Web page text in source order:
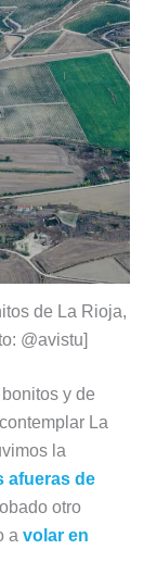
de La Rioja,
@avistu]
y de
La
la
afueras de
otro
a volar en